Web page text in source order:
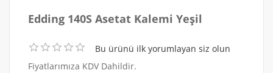
Edding 140S Asetat Kalemi Yeşil
Bu ürünü ilk yorumlayan siz olun
Fiyatlarımıza KDV Dahildir.